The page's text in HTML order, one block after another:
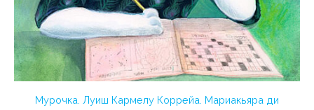
Мурочка. Луиш Кармелу Коррейа. Мариакьяра ди